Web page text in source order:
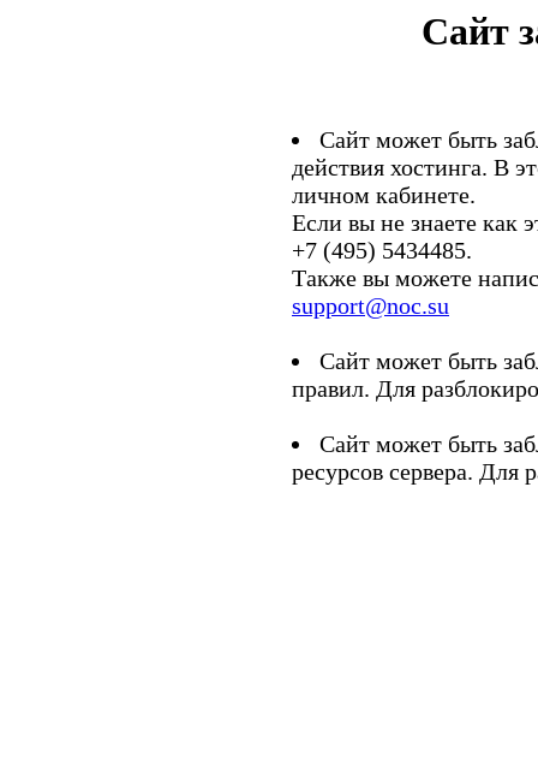
Сайт
Сайт может быть
действия хостинга. В
личном кабинете.
Если вы не знаете как
+7 (495) 5434485.
Также вы можете
support@noc.su
Сайт может быть
правил. Для
Сайт может быть
ресурсов сервера. Для